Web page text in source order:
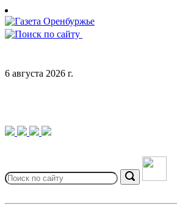
Skip
to
content
6 августа 2026 г.
for:
Search